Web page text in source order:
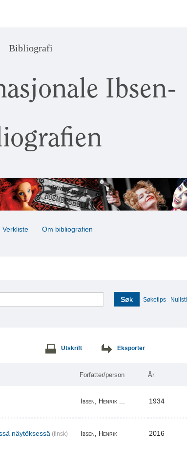
Bibliografi
Ibsen-
Verkliste Om bibliografien
Søk Søketips Nullstill
Utskrift Eksporter
Forfatter/person År
Ibsen, Henrik ... 1934
näytöksessä (finsk) Ibsen, Henrik 2016